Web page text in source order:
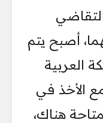
أصبح يتم
العربية
الأخذ في
هناك،